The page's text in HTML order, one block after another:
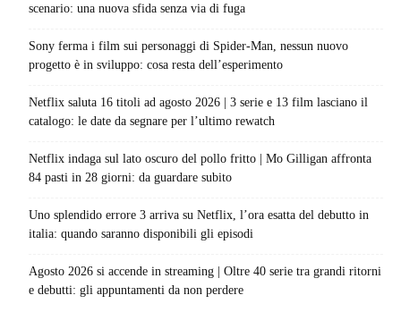
scenario: una nuova sfida senza via di fuga
Sony ferma i film sui personaggi di Spider-Man, nessun nuovo
progetto è in sviluppo: cosa resta dell’esperimento
Netflix saluta 16 titoli ad agosto 2026 | 3 serie e 13 film lasciano il
catalogo: le date da segnare per l’ultimo rewatch
Netflix indaga sul lato oscuro del pollo fritto | Mo Gilligan affronta
84 pasti in 28 giorni: da guardare subito
Uno splendido errore 3 arriva su Netflix, l’ora esatta del debutto in
italia: quando saranno disponibili gli episodi
Agosto 2026 si accende in streaming | Oltre 40 serie tra grandi ritorni
e debutti: gli appuntamenti da non perdere